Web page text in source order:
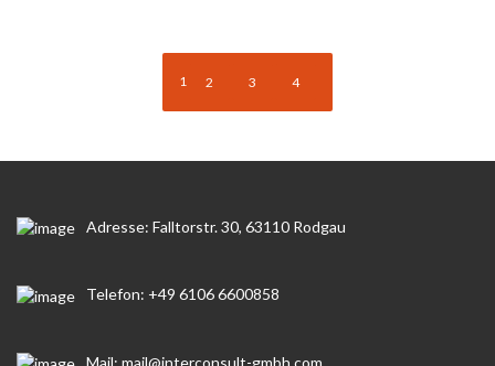
1 2 3 4
Adresse: Falltorstr. 30, 63110 Rodgau
Telefon: +49 6106 6600858
Mail: mail@interconsult-gmbh.com